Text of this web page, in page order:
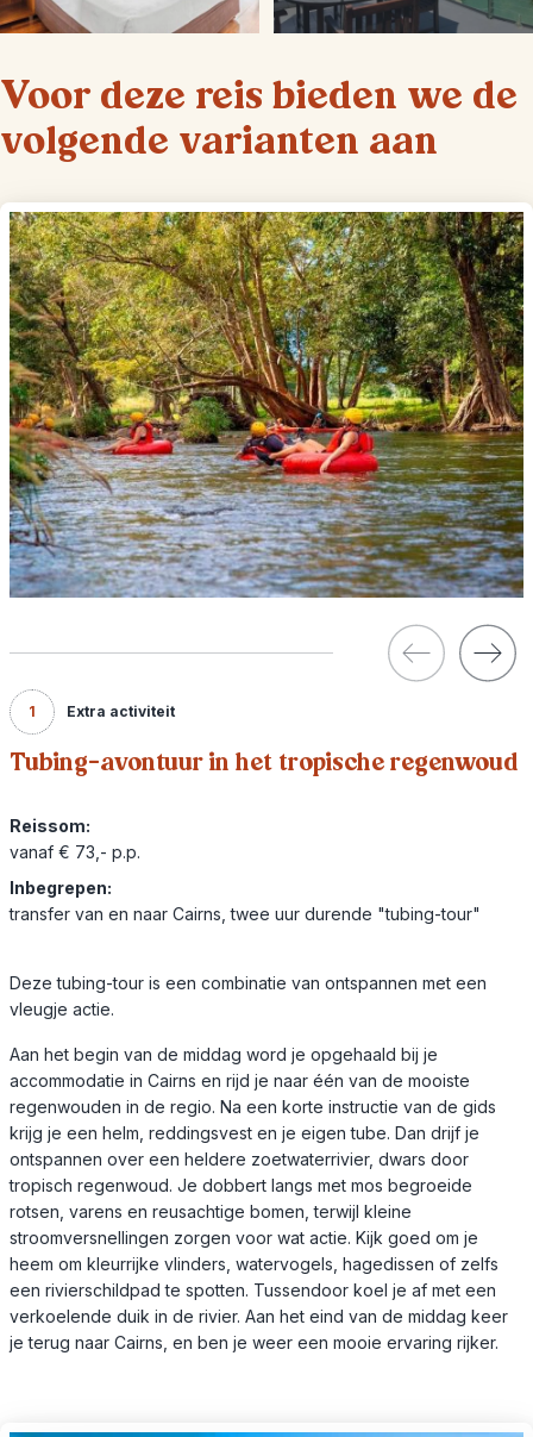
Voor deze reis bieden we de
volgende varianten aan
1 Extra activiteit
Tubing-avontuur in het tropische regenwoud
Reissom:
vanaf € 73,- p.p.
Inbegrepen:
transfer van en naar Cairns, twee uur durende "tubing-tour"
Deze tubing-tour is een combinatie van ontspannen met een
vleugje actie.
Aan het begin van de middag word je opgehaald bij je
accommodatie in Cairns en rijd je naar één van de mooiste
regenwouden in de regio. Na een korte instructie van de gids
krijg je een helm, reddingsvest en je eigen tube. Dan drijf je
ontspannen over een heldere zoetwaterrivier, dwars door
tropisch regenwoud. Je dobbert langs met mos begroeide
rotsen, varens en reusachtige bomen, terwijl kleine
stroomversnellingen zorgen voor wat actie. Kijk goed om je
heem om kleurrijke vlinders, watervogels, hagedissen of zelfs
een rivierschildpad te spotten. Tussendoor koel je af met een
verkoelende duik in de rivier. Aan het eind van de middag keer
je terug naar Cairns, en ben je weer een mooie ervaring rijker.